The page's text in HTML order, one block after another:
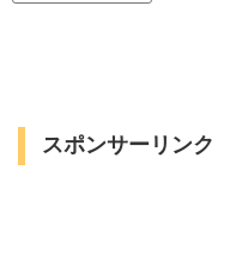
スポンサーリンク